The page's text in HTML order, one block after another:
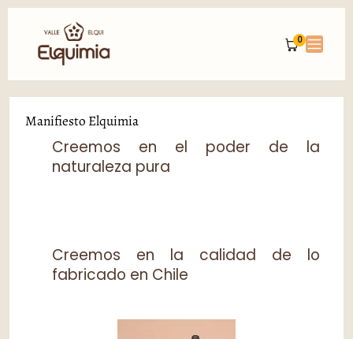
contenido
0
Manifiesto Elquimia
Creemos en el poder de la
naturaleza pura
Creemos en la calidad de lo
fabricado en Chile